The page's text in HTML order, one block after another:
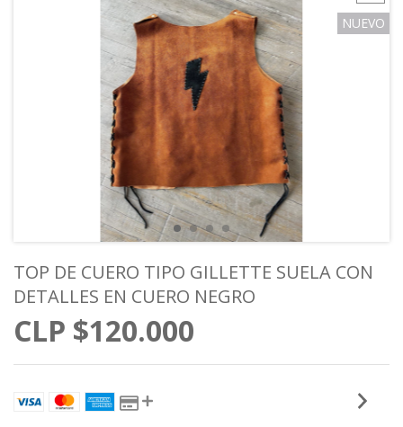
NUEVO
TOP DE CUERO TIPO GILLETTE SUELA CON
DETALLES EN CUERO NEGRO
$120.000